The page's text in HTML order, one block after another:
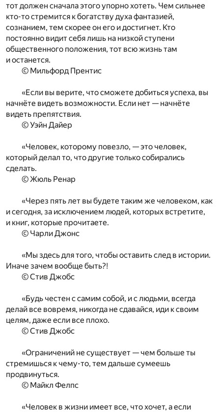
тот должен сначала этого упорно хотеть. Чем сильнее
кто-то стремится к богатству духа фантазией,
сознанием, тем скорее он его и достигнет. Кто
постоянно видит себя лишь на низкой ступени
общественного положения, тот всю жизнь там
и останется.
© Мильфорд Прентис
«Если вы верите, что сможете добиться успеха, вы
начнёте видеть возможности. Если нет — начнёте
видеть препятствия.
© Уэйн Дайер
«Человек, которому повезло, — это человек,
который делал то, что другие только собирались
сделать.
© Жюль Ренар
«Через пять лет вы будете таким же человеком, как
и сегодня, за исключением людей, которых встретите,
и книг, которые прочитаете.
© Чарли Джонс
«Мы здесь для того, чтобы оставить след в истории.
Иначе зачем вообще быть?!
© Стив Джобс
«Будь честен с самим собой, и с людьми, всегда
делай все вовремя, никогда не сдавайся, иди к своим
целям, даже если все плохо.
© Стив Джобс
«Ограничений не существует — чем больше ты
стремишься к чему-то, тем дальше сумеешь
продвинуться.
© Майкл Фелпс
«Человек в жизни имеет все, что хочет, а если